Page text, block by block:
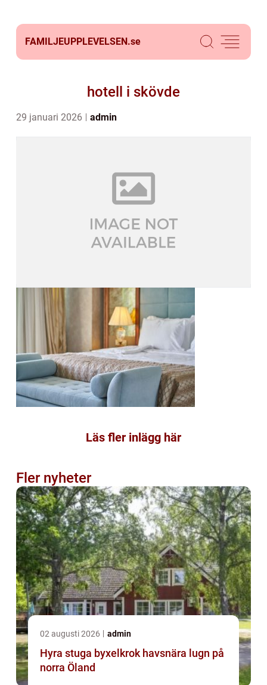
FAMILJEUPPLEVELSEN.se
hotell i skövde
29 januari 2026 admin
Läs fler inlägg här
Fler nyheter
02 augusti 2026 admin
Hyra stuga byxelkrok havsnära lugn på
norra Öland